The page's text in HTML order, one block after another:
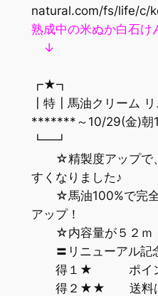
natural.com/fs/life/c/
熟成中の米ぬか白石け
↓
┏★┓
┃特┃馬油クリーム
*******～10/29(金)朝
┗━┛
☆精製度アップで、
すくなりました♪
☆馬油100%で完全
アップ！
☆内容量が５２ｍｌ
〓リニューアル記
得１★ ポイント
得２★★ 送料はネ